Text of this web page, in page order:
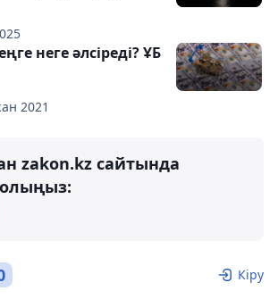
2021
неге әлсіреді? ҰБ
zakon.kz сайтында
Кіру